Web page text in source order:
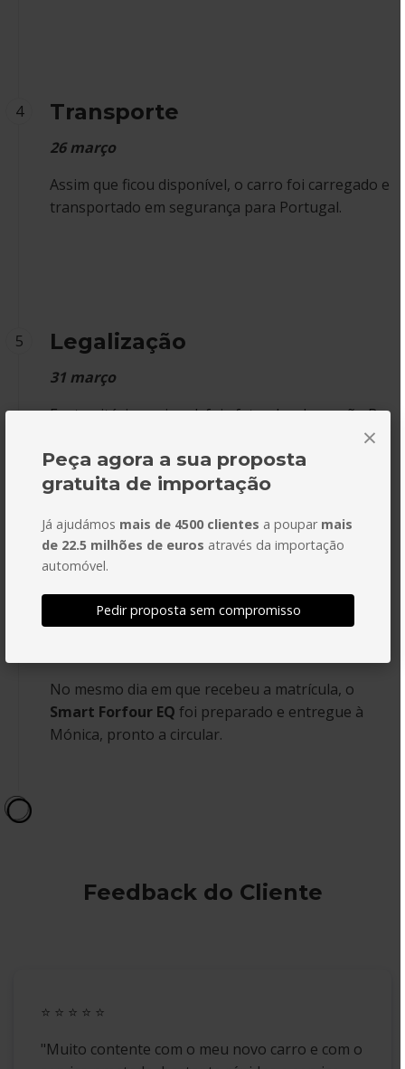
4 Transporte
26 março
Assim que ficou disponível, o carro foi carregado e
transportado em segurança para Portugal.
5 Legalização
31 março
Em território nacional, foi efetuada a Inspeção B
beneficiou de isenção de ISV, aguardando apenas
a matrícula nacional.
Entrega
No mesmo dia em que recebeu a matrícula, o
Smart Forfour EQ foi preparado e entregue à
Mónica, pronto a circular.
Feedback do Cliente
⭐️ ⭐️ ⭐️ ⭐️ ⭐️
"Muito contente com o meu novo carro e com o
×
Peça agora a sua proposta
gratuita de importação
Já ajudámos mais de 4500 clientes a poupar mais
de 22.5 milhões de euros através da importação
automóvel.
Pedir proposta sem compromisso